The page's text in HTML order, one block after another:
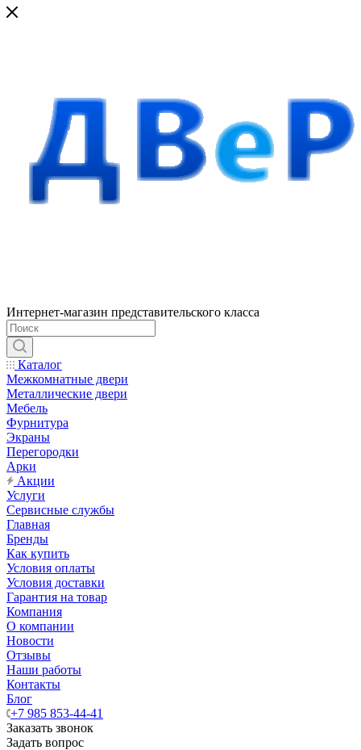
Интернет-магазин представительского класса
Каталог
Межкомнатные двери
Металлические двери
Мебель
Фурнитура
Экраны
Перегородки
Арки
Акции
Услуги
Сервисные службы
Главная
Бренды
Как купить
Условия оплаты
Условия доставки
Гарантия на товар
Компания
О компании
Новости
Отзывы
Наши работы
Контакты
Блог
+7 985 853-44-41
Заказать звонок
Задать вопрос